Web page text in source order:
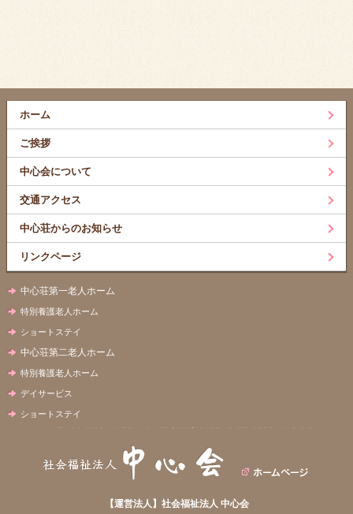
ホーム
ご挨拶
中心会について
交通アクセス
中心荘からのお知らせ
リンクページ
中心荘第一老人ホーム
特別養護老人ホーム
ショートステイ
中心荘第二老人ホーム
特別養護老人ホーム
デイサービス
ショートステイ
【運営法人】社会福祉法人 中心会